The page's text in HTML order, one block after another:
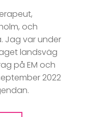
och
Jag var under
landsväg
på EM och
2022